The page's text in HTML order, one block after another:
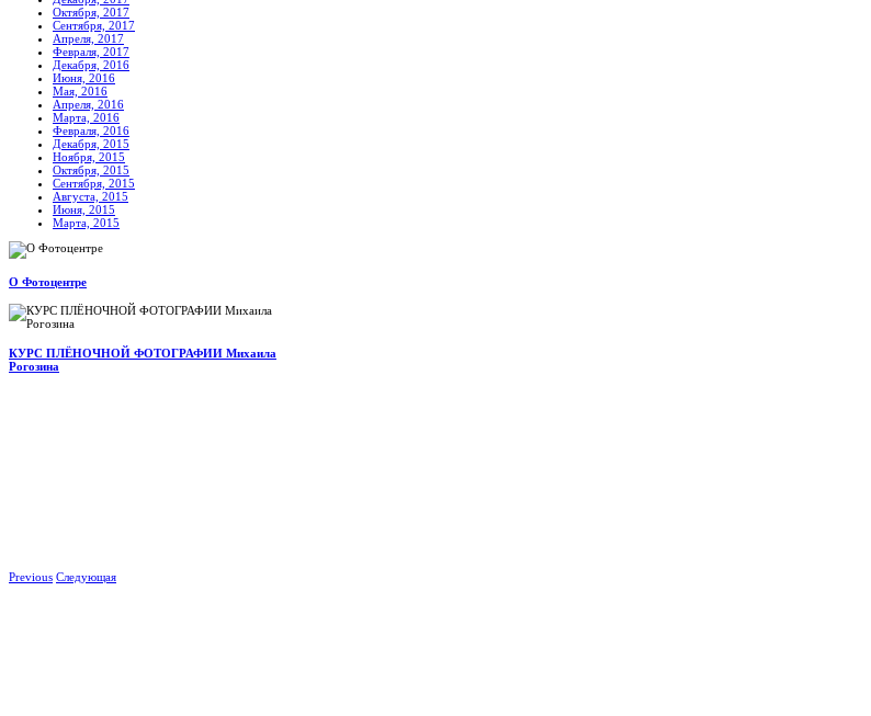
Октября, 2017
Сентября, 2017
Апреля, 2017
Февраля, 2017
Декабря, 2016
Июня, 2016
Мая, 2016
Апреля, 2016
Марта, 2016
Февраля, 2016
Декабря, 2015
Ноября, 2015
Октября, 2015
Сентября, 2015
Августа, 2015
Июня, 2015
Марта, 2015
О Фотоцентре
КУРС ПЛЁНОЧНОЙ ФОТОГРАФИИ Михаила
Рогозина
Previous Следующая